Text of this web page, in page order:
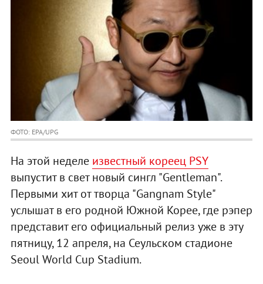
ФОТО: EPA/UPG
На этой неделе известный кореец PSY
выпустит в свет новый сингл "Gentleman".
Первыми хит от творца "Gangnam Style"
услышат в его родной Южной Корее, где рэпер
представит его официальный релиз уже в эту
пятницу, 12 апреля, на Сеульском стадионе
Seoul World Cup Stadium.